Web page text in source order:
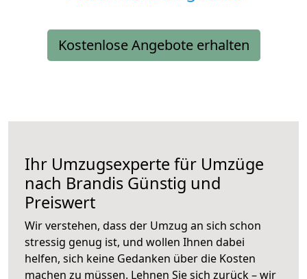
Kostenlose Angebote erhalten
Ihr Umzugsexperte für Umzüge
nach Brandis Günstig und
Preiswert
Wir verstehen, dass der Umzug an sich schon
stressig genug ist, und wollen Ihnen dabei
helfen, sich keine Gedanken über die Kosten
machen zu müssen. Lehnen Sie sich zurück – wir